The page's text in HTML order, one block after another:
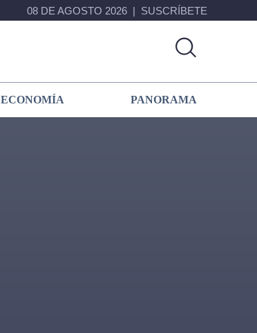
08 DE AGOSTO 2026 SUSCRÍBETE
ECONOMÍA PANORAMA